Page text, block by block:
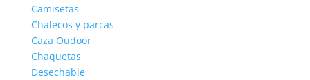
Camisetas
Chalecos y parcas
Caza Oudoor
Chaquetas
Desechable